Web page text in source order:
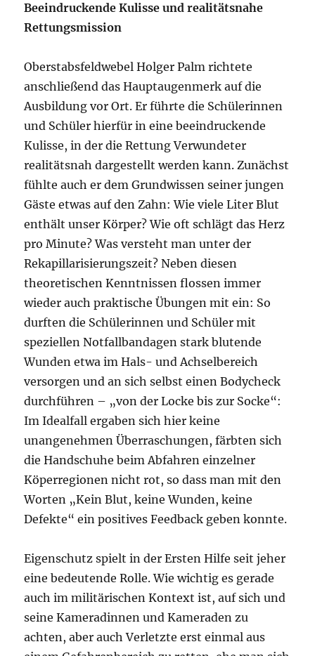
Beeindruckende Kulisse und realitätsnahe
Rettungsmission
Oberstabsfeldwebel Holger Palm richtete
anschließend das Hauptaugenmerk auf die
Ausbildung vor Ort. Er führte die Schülerinnen
und Schüler hierfür in eine beeindruckende
Kulisse, in der die Rettung Verwundeter
realitätsnah dargestellt werden kann. Zunächst
fühlte auch er dem Grundwissen seiner jungen
Gäste etwas auf den Zahn: Wie viele Liter Blut
enthält unser Körper? Wie oft schlägt das Herz
pro Minute? Was versteht man unter der
Rekapillarisierungszeit? Neben diesen
theoretischen Kenntnissen flossen immer
wieder auch praktische Übungen mit ein: So
durften die Schülerinnen und Schüler mit
speziellen Notfallbandagen stark blutende
Wunden etwa im Hals- und Achselbereich
versorgen und an sich selbst einen Bodycheck
durchführen – „von der Locke bis zur Socke“:
Im Idealfall ergaben sich hier keine
unangenehmen Überraschungen, färbten sich
die Handschuhe beim Abfahren einzelner
Köperregionen nicht rot, so dass man mit den
Worten „Kein Blut, keine Wunden, keine
Defekte“ ein positives Feedback geben konnte.
Eigenschutz spielt in der Ersten Hilfe seit jeher
eine bedeutende Rolle. Wie wichtig es gerade
auch im militärischen Kontext ist, auf sich und
seine Kameradinnen und Kameraden zu
achten, aber auch Verletzte erst einmal aus